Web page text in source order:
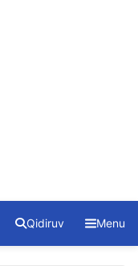
Qidiruv Menu